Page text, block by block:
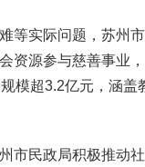
等实际问题，苏州
资源参与慈善事业
模超3.2亿元，涵
市民政局积极推动